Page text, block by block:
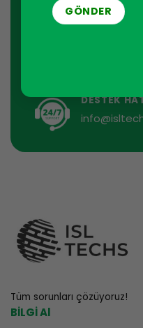
amaçla, lütfen iletişim
bulabilirsiniz.
DESTEK
Tüm sorunları çözüyoruz!
BİLGİ Al